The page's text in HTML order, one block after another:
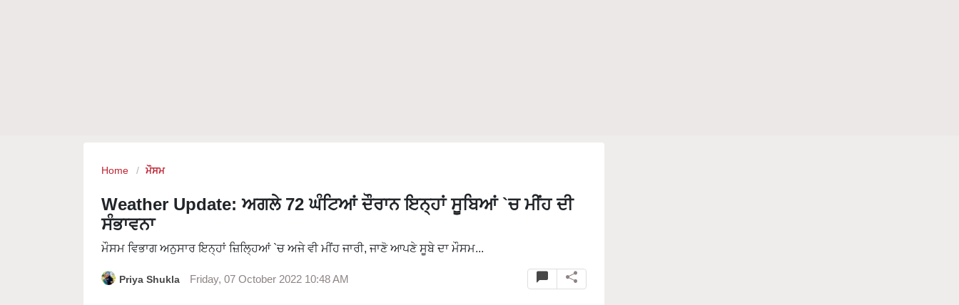
Home ਮੌਸਮ
Weather Update: ਅਗਲੇ 72 ਘੰਟਿਆਂ ਦੌਰਾਨ ਇਨ੍ਹਾਂ ਸੂਬਿਆਂ `ਚ ਮੀਂਹ ਦੀ
ਸੰਭਾਵਨਾ
ਮੌਸਮ ਵਿਭਾਗ ਅਨੁਸਾਰ ਇਨ੍ਹਾਂ ਜ਼ਿਲ੍ਹਿਆਂ `ਚ ਅਜੇ ਵੀ ਮੀਂਹ ਜਾਰੀ, ਜਾਣੋ ਆਪਣੇ ਸੂਬੇ ਦਾ ਮੌਸਮ...
Priya Shukla Friday, 07 October 2022 10:48 AM